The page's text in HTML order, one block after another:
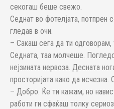
секогаш беше свежо.
Седнат во фотелјата, потпрен
гледав в очи.
– Сакаш сега да ти одговорам,
Седната, таа молчеше.
нејзината нервоза. Десната
просторијата како да исчезна.
– Добро. Ќе ти кажам, но
работи ги сфаќаш толку